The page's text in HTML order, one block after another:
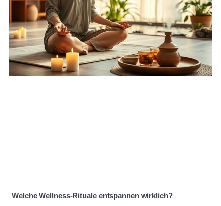
Welche Wellness-Rituale entspannen wirklich?